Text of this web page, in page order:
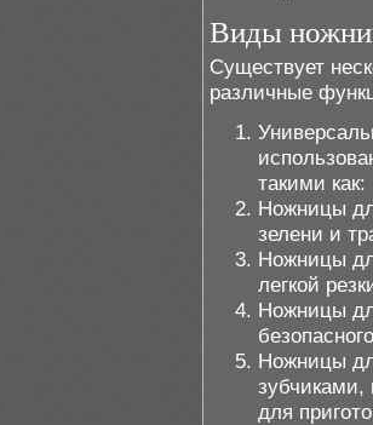
Виды
Существует
различные
такими
Ножницы
зелени и
Ножницы
легкой
Ножницы
Ножницы
зубчиками,
для